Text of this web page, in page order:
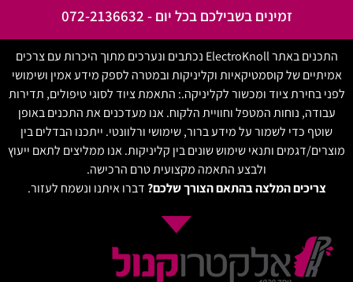
זמינים בשבילכם בכל יום - 072-2136632
התכנים באתר ElectroKnoll נכתבים ונערכים מתוך היכרות עם צרכים
אמיתיים של קוסמטיקאיות וקליניקות ובמטרה לספק מידע אמין ושימושי
לפני בחירת ציוד ומכשור לקליניקה.: התאמת ציוד לסוגי טיפולים, תדירות
עבודה, נוחות המטפל וחוויית הלקוח. אנו מעדכנים את התכנים באופן
שוטף כדי לשמור על מידע ברור, שימושי ורלוונטי. ייתכנו הבדלים בין
מוצרים/דגמים ותנאי שימוש שונים בין קליניקות. אנו ממליצים לתאם ייעוץ
ולבצע התאמה מקצועית טרם הרכישה.
צריכים המלצה בהתאם הצורך שלכם?דברו איתנו ונשמח לעזור.